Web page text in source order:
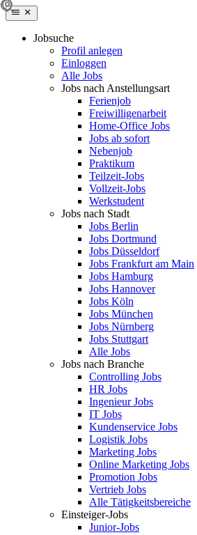
Jobsuche
Profil anlegen
Einloggen
Alle Jobs
Jobs nach Anstellungsart
Ferienjob
Freiwilligenarbeit
Home-Office Jobs
Jobs ab sofort
Nebenjob
Praktikum
Teilzeit-Jobs
Vollzeit-Jobs
Werkstudent
Jobs nach Stadt
Jobs Berlin
Jobs Dortmund
Jobs Düsseldorf
Jobs Frankfurt am Main
Jobs Hamburg
Jobs Hannover
Jobs Köln
Jobs München
Jobs Nürnberg
Jobs Stuttgart
Alle Jobs
Jobs nach Branche
Controlling Jobs
HR Jobs
Ingenieur Jobs
IT Jobs
Kundenservice Jobs
Logistik Jobs
Marketing Jobs
Online Marketing Jobs
Promotion Jobs
Vertrieb Jobs
Alle Tätigkeitsbereiche
Einsteiger-Jobs
Junior-Jobs